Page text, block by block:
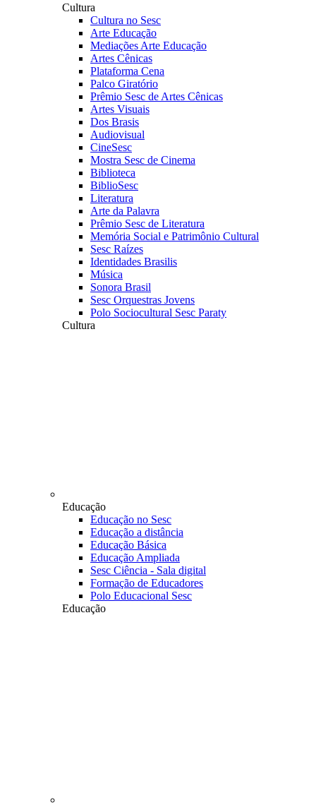
Cultura
Cultura no Sesc
Arte Educação
Mediações Arte Educação
Artes Cênicas
Plataforma Cena
Palco Giratório
Prêmio Sesc de Artes Cênicas
Artes Visuais
Dos Brasis
Audiovisual
CineSesc
Mostra Sesc de Cinema
Biblioteca
BiblioSesc
Literatura
Arte da Palavra
Prêmio Sesc de Literatura
Memória Social e Patrimônio Cultural
Sesc Raízes
Identidades Brasilis
Música
Sonora Brasil
Sesc Orquestras Jovens
Polo Sociocultural Sesc Paraty
Cultura
Educação
Educação no Sesc
Educação a distância
Educação Básica
Educação Ampliada
Sesc Ciência - Sala digital
Formação de Educadores
Polo Educacional Sesc
Educação